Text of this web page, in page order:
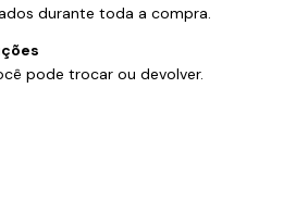
durante toda a compra.
pode trocar ou devolver.